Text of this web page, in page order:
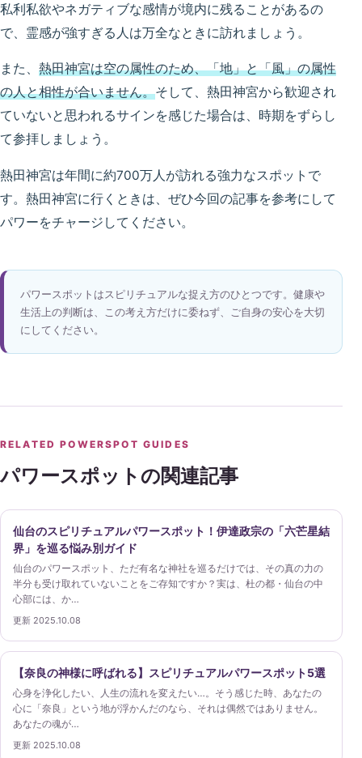
私利私欲やネガティブな感情が境内に残ることがあるの
で、霊感が強すぎる人は万全なときに訪れましょう。
また、 熱田神宮は空の属性のため、「地」と「風」の属性
の人と相性が合いません。そして、熱田神宮から歓迎され
ていないと思われるサインを感じた場合は、時期をずらし
て参拝しましょう。
熱田神宮は年間に約700万人が訪れる強力なスポットで
す。熱田神宮に行くときは、ぜひ今回の記事を参考にして
パワーをチャージしてください。
パワースポットはスピリチュアルな捉え方のひとつです。健康や
生活上の判断は、この考え方だけに委ねず、ご自身の安心を大切
にしてください。
RELATED POWERSPOT GUIDES
パワースポットの関連記事
仙台のスピリチュアルパワースポット！伊達政宗の「六芒星結
界」を巡る悩み別ガイド
仙台のパワースポット、ただ有名な神社を巡るだけでは、その真の力の
半分も受け取れていないことをご存知ですか？実は、杜の都・仙台の中
心部には、か…
更新 2025.10.08
【奈良の神様に呼ばれる】スピリチュアルパワースポット5選
心身を浄化したい、人生の流れを変えたい…。そう感じた時、あなたの
心に「奈良」という地が浮かんだのなら、それは偶然ではありません。
あなたの魂が…
更新 2025.10.08